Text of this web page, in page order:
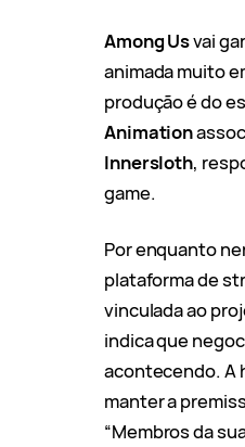
Among Usvai
animada muito
produção é do
Animation
Innersloth,
game.
Por enquanto
plataforma de
vinculada ao
indica que
acontecendo. A
manter a
“Membros da